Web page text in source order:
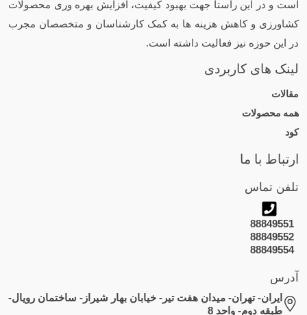
است و در این راستا جهت بهبود کیفیت، افزایش بهره وری محصولات
کشاورزی و کاهش هزینه ها به کمک کارشناسان و متخصصان مجرب
در این حوزه نیز فعالیت داشته است.
لینک های کاربردی
مقالات
همه محصولات
کود
ارتباط با ما
تلفن تماس
88849551
88849552
88849554
آدرس
ایران- تهران- میدان هفت تیر- خیابان بهار شیراز- ساختمان رویال-
طبقه دوم- واحد 8